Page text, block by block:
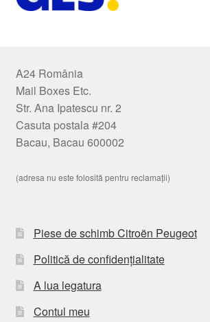
A24 România
Mail Boxes Etc.
Str. Ana Ipatescu nr. 2
Casuta postala #204
Bacau, Bacau 600002
(adresa nu este folosită pentru reclamații)
Piese de schimb Citroën Peugeot
Politică de confidențialitate
A lua legatura
Contul meu